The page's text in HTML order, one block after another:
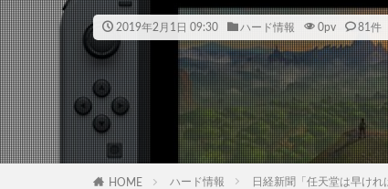
2019年2月1日 09:30 ハード情報 0pv 81件
HOME ハード情報 日経新聞「任天堂は早け